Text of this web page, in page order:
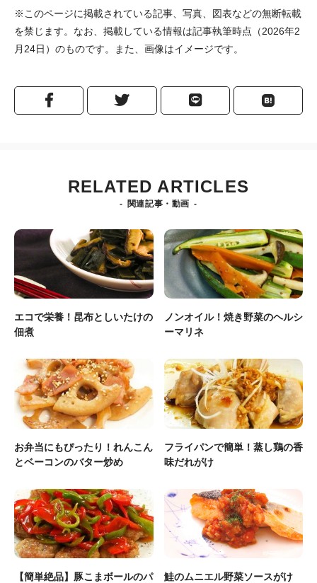
※このページに掲載されている記事、写真、図表などの無断転載
を禁じます。なお、掲載している情報は記事執筆時点（2026年2
月24日）のものです。また、画像はイメージです。
RELATED ARTICLES
関連記事・動画
エコで栄養！昆布としいたけの
佃煮
ノンオイル！焼き野菜のヘルシ
ーマリネ
お弁当にもぴったり！れんこん
とベーコンのバター炒め
フライパンで簡単！蒸し鶏の香
味だれがけ
【簡単絶品】豚こまボールのパ
鮭のムニエル野菜ソースがけ